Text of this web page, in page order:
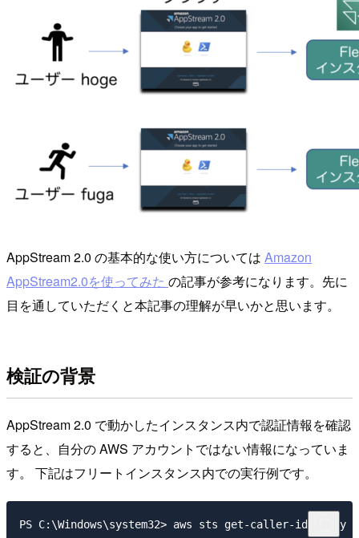
AppStream 2.0 の基本的な使い方については Amazon
AppStream2.0を使ってみた の記事が参考になります。先に
目を通していただくと本記事の理解が早いかと思います。
検証の背景
AppStream 2.0 で動かしたインスタンス内で認証情報を確認
すると、自分の AWS アカウントではない情報になっていま
す。 下記はフリートインスタンス内での実行例です。
PS C:\Windows\system32> aws sts get-caller-identity